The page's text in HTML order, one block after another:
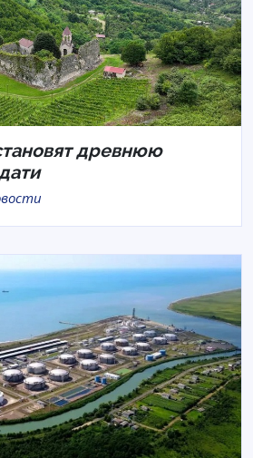
древнюю